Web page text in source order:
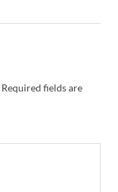
Required fields are